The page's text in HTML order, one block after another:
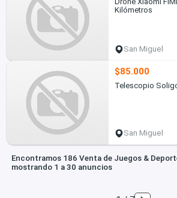
Kilómetros
San Miguel
$85.000
Telescopio
San Miguel
Encontramos 186 Venta de Juegos &
mostrando 1 a 30 anuncios